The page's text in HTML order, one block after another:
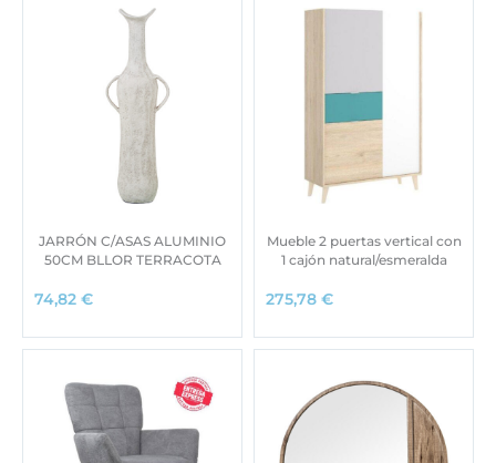
JARRÓN C/ASAS ALUMINIO
50CM BLLOR TERRACOTA
74,82 €
Mueble 2 puertas vertical con
1 cajón natural/esmeralda
275,78 €